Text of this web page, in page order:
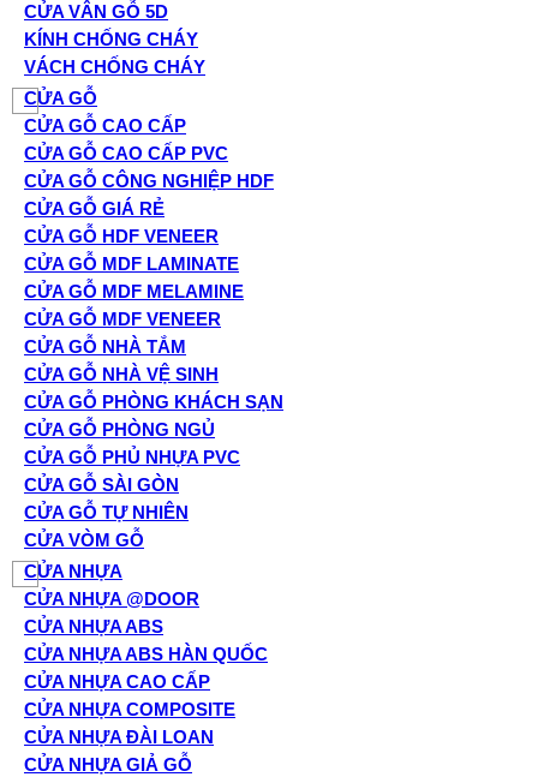
CỬA VÂN GỖ 5D
KÍNH CHỐNG CHÁY
VÁCH CHỐNG CHÁY
CỬA GỖ
CỬA GỖ CAO CẤP
CỬA GỖ CAO CẤP PVC
CỬA GỖ CÔNG NGHIỆP HDF
CỬA GỖ GIÁ RẺ
CỬA GỖ HDF VENEER
CỬA GỖ MDF LAMINATE
CỬA GỖ MDF MELAMINE
CỬA GỖ MDF VENEER
CỬA GỖ NHÀ TẮM
CỬA GỖ NHÀ VỆ SINH
CỬA GỖ PHÒNG KHÁCH SẠN
CỬA GỖ PHÒNG NGỦ
CỬA GỖ PHỦ NHỰA PVC
CỬA GỖ SÀI GÒN
CỬA GỖ TỰ NHIÊN
CỬA VÒM GỖ
CỬA NHỰA
CỬA NHỰA @DOOR
CỬA NHỰA ABS
CỬA NHỰA ABS HÀN QUỐC
CỬA NHỰA CAO CẤP
CỬA NHỰA COMPOSITE
CỬA NHỰA ĐÀI LOAN
CỬA NHỰA GIẢ GỖ